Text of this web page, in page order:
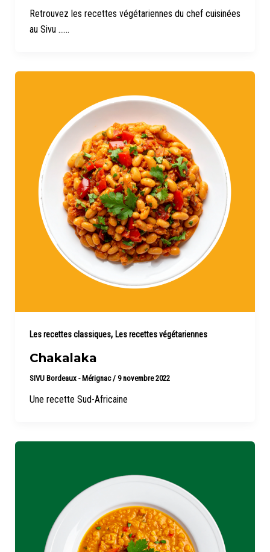
Retrouvez les recettes végétariennes du chef cuisinées
au Sivu ……
Les recettes classiques, Les recettes végétariennes
Chakalaka
SIVU Bordeaux - Mérignac/ 9 novembre 2022
Une recette Sud-Africaine